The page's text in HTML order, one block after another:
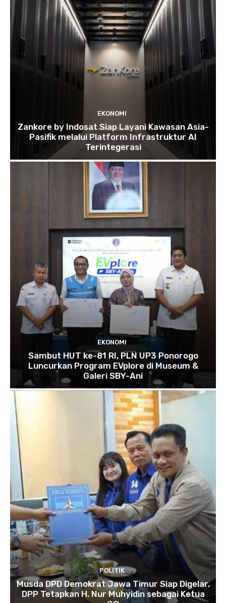
EKONOMI
Zankore by Indosat Siap Layani Kawasan Asia-
Pasifik melalui Platform Infrastruktur AI
Terintegerasi
EKONOMI
Sambut HUT ke-81 RI, PLN UP3 Ponorogo
Luncurkan Program EVplore di Museum &
Galeri SBY-Ani
POLITIK
Musda DPD Demokrat Jawa Timur Siap Digelar,
DPP Tetapkan H. Nur Muhyidin sebagai Ketua